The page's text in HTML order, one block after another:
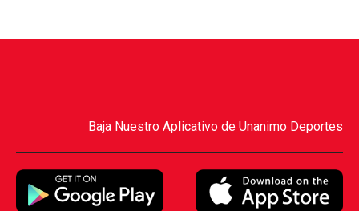
Baja Nuestro Aplicativo de Unanimo Deportes